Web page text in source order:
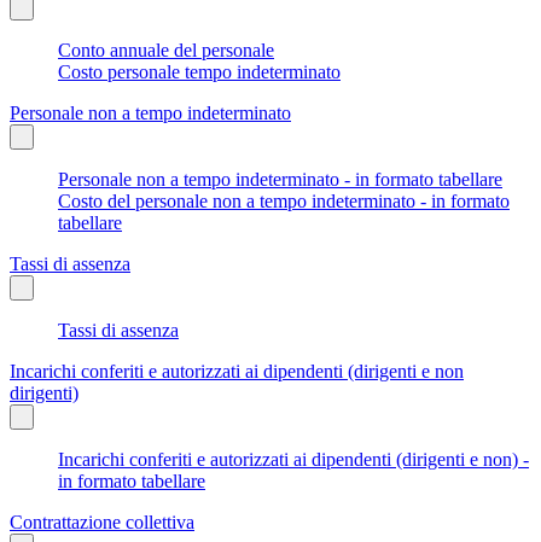
Conto annuale del personale
Costo personale tempo indeterminato
Personale non a tempo indeterminato
Personale non a tempo indeterminato - in formato tabellare
Costo del personale non a tempo indeterminato - in formato
tabellare
Tassi di assenza
Tassi di assenza
Incarichi conferiti e autorizzati ai dipendenti (dirigenti e non
dirigenti)
Incarichi conferiti e autorizzati ai dipendenti (dirigenti e non) -
in formato tabellare
Contrattazione collettiva